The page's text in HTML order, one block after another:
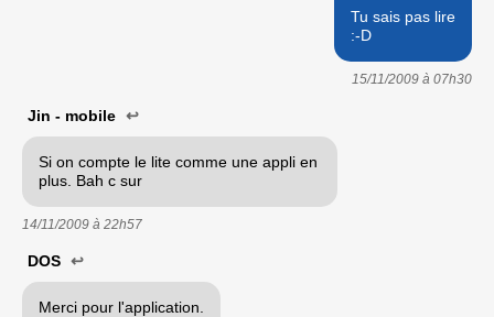
Tu sais pas lire
:-D
15/11/2009 à 07h30
Jin - mobile ↩
Si on compte le lite comme une appli en
plus. Bah c sur
14/11/2009 à 22h57
DOS ↩
Merci pour l'application.